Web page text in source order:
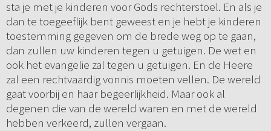
sta je met je kinderen voor Gods rechterstoel. En als je
dan te toegeeflijk bent geweest en je hebt je kinderen
toestemming gegeven om de brede weg op te gaan,
dan zullen uw kinderen tegen u getuigen. De wet en
ook het evangelie zal tegen u getuigen. En de Heere
zal een rechtvaardig vonnis moeten vellen. De wereld
gaat voorbij en haar begeerlijkheid. Maar ook al
degenen die van de wereld waren en met de wereld
hebben verkeerd, zullen vergaan.